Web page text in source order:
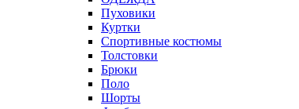
Пуховики
Куртки
Спортивные костюмы
Толстовки
Брюки
Поло
Шорты